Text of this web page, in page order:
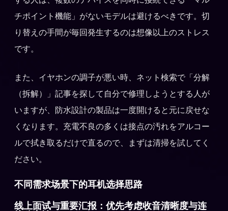
チポイント機能」がないモデルは避けるべきです。切
り替えの手間が毎回発生するのは想像以上のストレス
です。
また、イヤホンの調子が悪い時、ネット検索で「分解
（拆解）」記事を探して自分で修理しようとする人が
いますが、防水設計の製品は一度開けると元に戻せな
くなります。充電不良の多くは接点の汚れをアルコー
ルで拭き取るだけで直るので、まずは清掃を試してく
ださい。
不同需求场景下的耳机选择思路
线上面试与重要汇报：优先考虑收音清晰度与连